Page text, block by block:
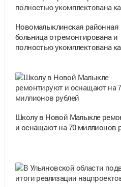
Новомалыклинская районная
больница отремонтирована и
полностью укомплектована
Школу в Новой Малыкле
и оснащают на 70 миллионов